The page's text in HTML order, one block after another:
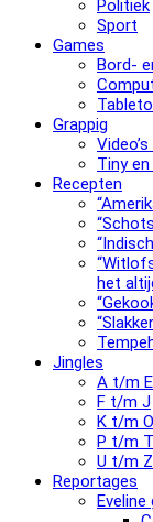
Politiek
Sport
Games
Bord-
Grappig
Tiny en
Recepten
het
Jingles
A t/m E
F t/m J
K t/m O
P t/m T
U t/m Z
Reportages